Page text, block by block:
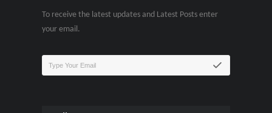
To receive the latest updates and Latest Posts enter
your email.